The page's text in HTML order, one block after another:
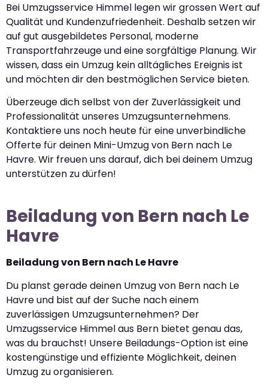
Bei Umzugsservice Himmel legen wir grossen Wert auf
Qualität und Kundenzufriedenheit. Deshalb setzen wir
auf gut ausgebildetes Personal, moderne
Transportfahrzeuge und eine sorgfältige Planung. Wir
wissen, dass ein Umzug kein alltägliches Ereignis ist
und möchten dir den bestmöglichen Service bieten.
Überzeuge dich selbst von der Zuverlässigkeit und
Professionalität unseres Umzugsunternehmens.
Kontaktiere uns noch heute für eine unverbindliche
Offerte für deinen Mini-Umzug von Bern nach Le
Havre. Wir freuen uns darauf, dich bei deinem Umzug
unterstützen zu dürfen!
Beiladung von Bern nach Le
Havre
Beiladung von Bern nach Le Havre
Du planst gerade deinen Umzug von Bern nach Le
Havre und bist auf der Suche nach einem
zuverlässigen Umzugsunternehmen? Der
Umzugsservice Himmel aus Bern bietet genau das,
was du brauchst! Unsere Beiladungs-Option ist eine
kostengünstige und effiziente Möglichkeit, deinen
Umzug zu organisieren.